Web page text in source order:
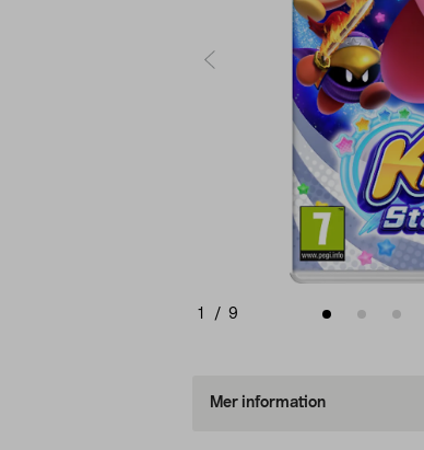
1 / 9
Mer information